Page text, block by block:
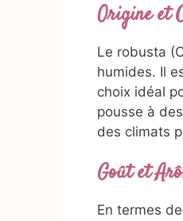
Origine et
Le robusta
humides. Il
choix idéal
pousse à
des climats
Goût et
En termes